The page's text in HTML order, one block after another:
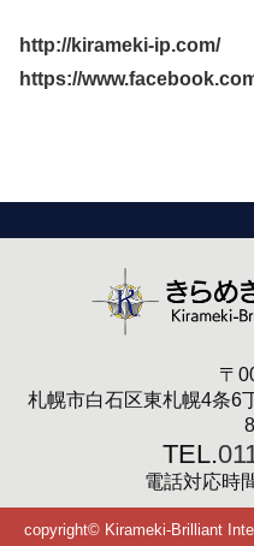
http://kirameki-ip.com/
https://
〒
札幌市白石区東札幌4条6
TEL.
電話対応時
copyright© Kirameki-Brilliant